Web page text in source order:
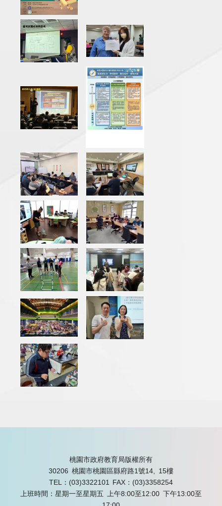
桃園市政府教育局版權所有
30206 桃園市桃園區縣府路1號14, 15樓
TEL：(03)3322101
FAX：(03)3358254
上班時間：星期一至星期五 上午8:00至12:00 下午13:00至